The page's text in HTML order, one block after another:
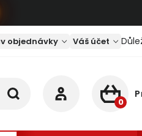
objednávky Váš účet